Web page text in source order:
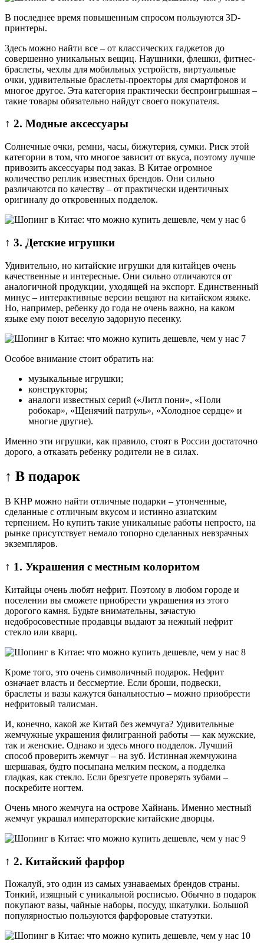
В последнее время повышенным спросом пользуются 3D-
принтеры.
Здесь можно найти все – от классических гаджетов до
совершенно уникальных вещиц. Наушники, флешки, фитнес-
браслеты, чехлы для мобильных устройств, виртуальные
очки, удивительные браслеты-проекторы для смартфонов и
многое другое. Эта категория практически беспроигрышная –
такие товары обязательно найдут своего покупателя.
↑ 2. Модные аксессуары
Солнечные очки, ремни, часы, бижутерия, сумки. Риск этой
категории в том, что многое зависит от вкуса, поэтому лучше
привозить аксессуары под заказ. В Китае огромное
количество реплик известных брендов. Они сильно
различаются по качеству – от практически идентичных
оригиналу до откровенных подделок.
↑ 3. Детские игрушки
Удивительно, но китайские игрушки для китайцев очень
качественные и интересные. Они сильно отличаются от
аналогичной продукции, уходящей на экспорт. Единственный
минус – интерактивные версии вещают на китайском языке.
Но, например, ребенку до года не очень важно, на каком
языке ему поют веселую задорную песенку.
Особое внимание стоит обратить на:
музыкальные игрушки;
конструкторы;
аналоги известных серий («Литл пони», «Поли
робокар», «Щенячий патруль», «Холодное сердце» и
многие другие).
Именно эти игрушки, как правило, стоят в России достаточно
дорого, а отказать ребенку родители не в силах.
↑ В подарок
В КНР можно найти отличные подарки – утонченные,
сделанные с отличным вкусом и истинно азиатским
терпением. Но купить такие уникальные работы непросто, на
рынке присутствует немало топорно сделанных невзрачных
экземпляров.
↑ 1. Украшения с местным колоритом
Китайцы очень любят нефрит. Поэтому в любом городе и
поселении вы сможете приобрести украшения из этого
дорогого камня. Будьте внимательны, зачастую
недобросовестные продавцы выдают за нежный нефрит
стекло или кварц.
Кроме того, это очень символичный подарок. Нефрит
означает власть и бессмертие. Если броши, подвески,
браслеты и вазы кажутся банальностью – можно приобрести
нефритовый талисман.
И, конечно, какой же Китай без жемчуга? Удивительные
жемчужные украшения филигранной работы — как мужские,
так и женские. Однако и здесь много подделок. Лучший
способ проверить жемчуг – на зуб. Истинная жемчужина
шершавая, будто посыпана мелким песком, а подделка
гладкая, как стекло. Если брезгуете проверять зубами –
поскребите ногтем.
Очень много жемчуга на острове Хайнань. Именно местный
жемчуг украшал императорские китайские дворцы.
↑ 2. Китайский фарфор
Пожалуй, это один из самых узнаваемых брендов страны.
Тонкий, изящный с уникальной росписью. Обычно в подарок
покупают вазы, чайные наборы, посуду, шкатулки. Большой
популярностью пользуются фарфоровые статуэтки.